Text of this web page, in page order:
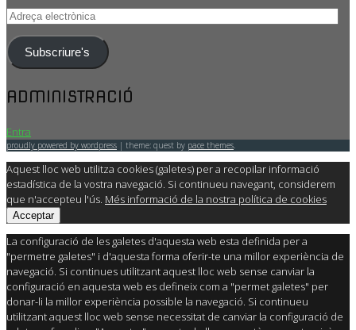
Adreça
Subscriure's
ADMINISTRACIÓ
Entra
proudly powered by wordpress | theme: quest by pace themes.
Aquest lloc web utilitza cookies (galetes) per a recopilar informació
estadística de la vostra navegació. Si continueu navegant, considerem
que n'accepteu l'ús. Més informació de la nostra política de cookies
Acceptar
La configuració de les galetes d'aquesta web esta definida per a
"permetre galetes" i d'aquesta forma oferir-te una millor experiència de
navegació. Si continues utilitzant aquest lloc web sense canviar la
configuració en aquesta web es defineix com a "permet galetes" per
donar-li la millor experiència possible la navegació. Si continueu
utilitzant aquest lloc web sense necessitat de canviar la configuració de